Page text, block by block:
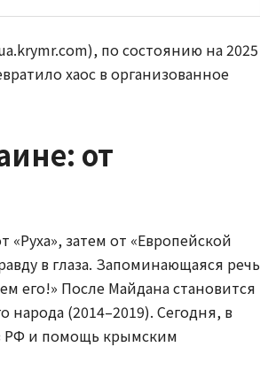
по состоянию на 2025
хаос в организованное
от
затем от «Европейской
в глаза. Запоминающаяся речь
его!» После Майдана становится
(2014–2019). Сегодня, в
РФ и помощь крымским